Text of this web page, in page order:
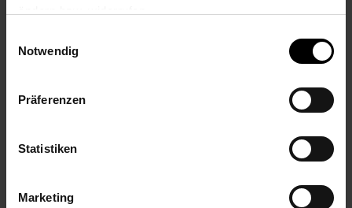
Notwendig
Präferenzen
Statistiken
Marketing
Rasierer, der dank seiner 360-Grad-Klinge problemlos in alle
Richtungen schneidet. Egal ob Trimmen, Stylen oder Rasieren
präzisen Trimmaufsatz, der 14 Längeneinstellungen bietet, und
einer Laufzeit von bis zu 120 Minuten ist er der ideale Begleiter
perfekt für ein glattes Ergebnis in wenigen Zügen!
EAN: 8720689027137